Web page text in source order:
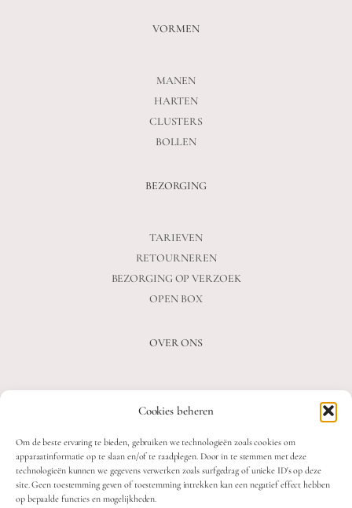
Cookies beheren
Om de beste ervaring te bieden, gebruiken we technologieën zoals cookies om
apparaatinformatie op te slaan en/of te raadplegen. Door in te stemmen met deze
technologieën kunnen we gegevens verwerken zoals surfgedrag of unieke ID's op deze
site. Geen toestemming geven of toestemming intrekken kan een negatief effect hebben
op bepaalde functies en mogelijkheden.
VORMEN
MANEN
HARTEN
CLUSTERS
BOLLEN
BEZORGING
TARIEVEN
RETOURNEREN
BEZORGING OP VERZOEK
OPEN BOX
OVER ONS
VEELGESTELDE VRAGEN
OVER ONS
CONTACT